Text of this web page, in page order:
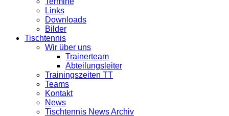
Links
Downloads
Bilder
Tischtennis
Wir über uns
Trainerteam
Abteilungsleiter
Trainingszeiten TT
Teams
Kontakt
News
Tischtennis News Archiv